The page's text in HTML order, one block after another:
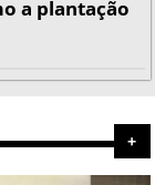
a plantação
+